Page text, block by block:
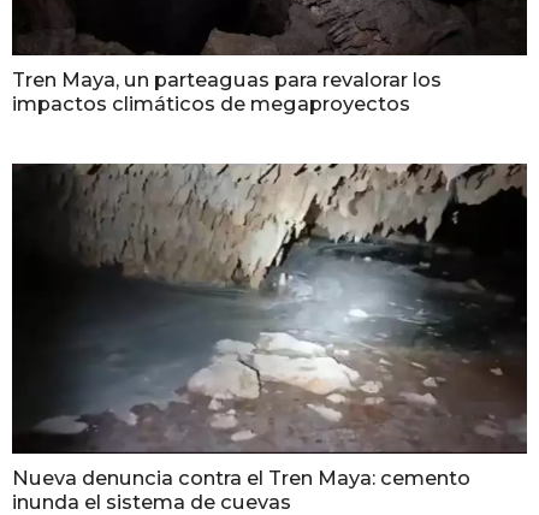
Tren Maya, un parteaguas para revalorar los
impactos climáticos de megaproyectos
Nueva denuncia contra el Tren Maya: cemento
inunda el sistema de cuevas